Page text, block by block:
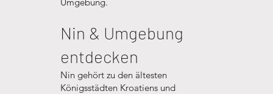
Nin & Umgebung
entdecken
Nin gehört zu den ältesten
Königsstädten Kroatiens und